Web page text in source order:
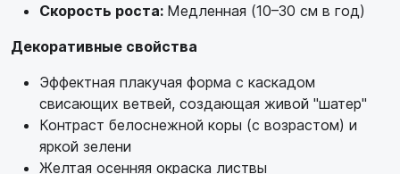
Скорость роста: Медленная (10–30 см в год)
Декоративные свойства
Эффектная плакучая форма с каскадом
свисающих ветвей, создающая живой "шатер"
Контраст белоснежной коры (с возрастом) и
яркой зелени
Желтая осенняя окраска листвы